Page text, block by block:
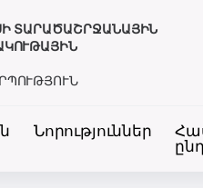
ՏԱՐԱԾԱՇՐՋԱՆԱՅԻՆ
Նորություններ